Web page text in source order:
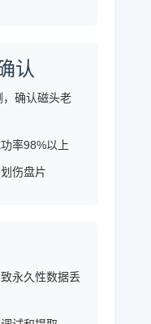
认
确认磁头老
率98%以上
伤盘片
永久性数据丢